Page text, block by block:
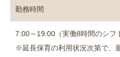
勤務時間
7:00～19:00（実働8時間のシフ
※延長保育の利用状況次第で、